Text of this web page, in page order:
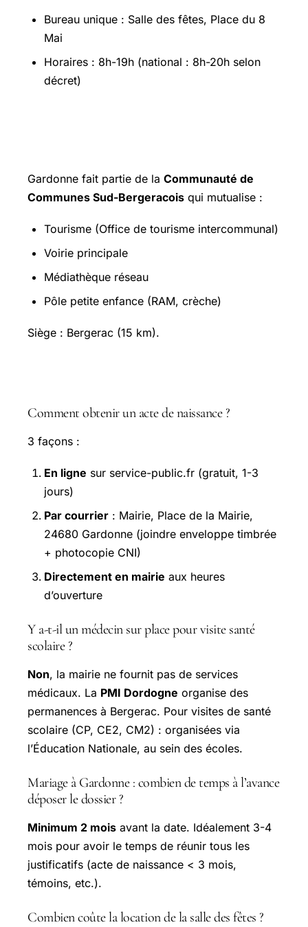
Bureau unique : Salle des fêtes, Place du 8
Mai
Horaires : 8h-19h (national : 8h-20h selon
décret)
Gardonne fait partie de la Communauté de
Communes Sud-Bergeracois qui mutualise :
Tourisme (Office de tourisme intercommunal)
Voirie principale
Médiathèque réseau
Pôle petite enfance (RAM, crèche)
Siège : Bergerac (15 km).
Comment obtenir un acte de naissance ?
3 façons :
En ligne sur service-public.fr (gratuit, 1-3
jours)
Par courrier : Mairie, Place de la Mairie,
24680 Gardonne (joindre enveloppe timbrée
+ photocopie CNI)
Directement en mairie aux heures
d’ouverture
Y a-t-il un médecin sur place pour visite santé
scolaire ?
Non, la mairie ne fournit pas de services
médicaux. La PMI Dordogne organise des
permanences à Bergerac. Pour visites de santé
scolaire (CP, CE2, CM2) : organisées via
l’Éducation Nationale, au sein des écoles.
Mariage à Gardonne : combien de temps à l’avance
déposer le dossier ?
Minimum 2 mois avant la date. Idéalement 3-4
mois pour avoir le temps de réunir tous les
justificatifs (acte de naissance < 3 mois,
témoins, etc.).
Combien coûte la location de la salle des fêtes ?